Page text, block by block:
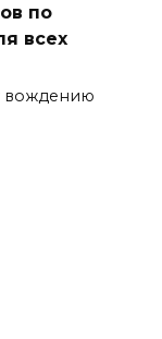
по
всех
вождению